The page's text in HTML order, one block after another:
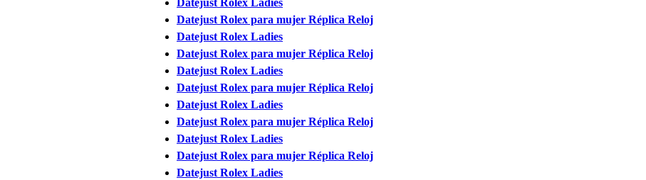
Datejust Rolex para mujer Réplica Reloj
Datejust Rolex Ladies
Datejust Rolex para mujer Réplica Reloj
Datejust Rolex Ladies
Datejust Rolex para mujer Réplica Reloj
Datejust Rolex Ladies
Datejust Rolex para mujer Réplica Reloj
Datejust Rolex Ladies
Datejust Rolex para mujer Réplica Reloj
Datejust Rolex Ladies